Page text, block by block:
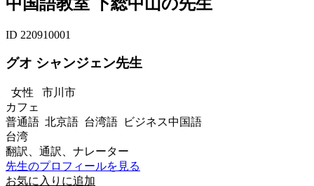
ID 220910001
グオ シャンジェン先生
女性 市川市
カフェ
普通語 北京語 台湾語 ビジネス中国語
台湾
翻訳、通訳、ナレーター
先生のプロフィールを見る
お気に入りに追加